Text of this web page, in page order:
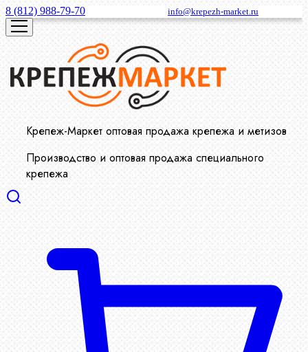
8 (812) 988-79-70 info@krepezh-market.ru
Крепеж-Маркет оптовая продажа крепежа и метизов
Производство и оптовая продажа специального
крепежа